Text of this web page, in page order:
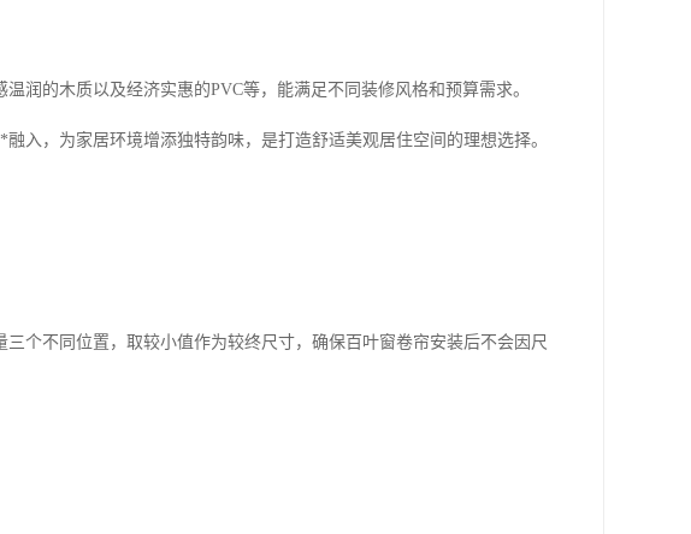
润的木质以及经济实惠的PVC等，能满足不同装修风格和预算需求。
入，为家居环境增添独特韵味，是打造舒适美观居住空间的理想选择。
个不同位置，取较小值作为较终尺寸，确保百叶窗卷帘安装后不会因尺